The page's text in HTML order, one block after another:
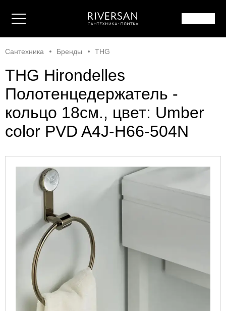
Сантехника Бренды THG
THG Hirondelles
Полотенцедержатель -
кольцо 18см., цвет: Umber
color PVD A4J-H66-504N